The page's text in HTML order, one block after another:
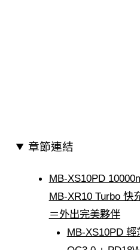
章節連結
MB-XS10PD
MB-XR10 Turbo 快
＝外出完美夥伴
MB-XS10PD